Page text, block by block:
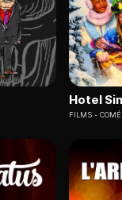
Hotel
FILMS